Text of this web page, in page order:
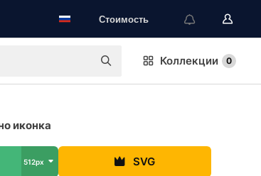
Стоимость
Коллекции 0
иконка
512px SVG